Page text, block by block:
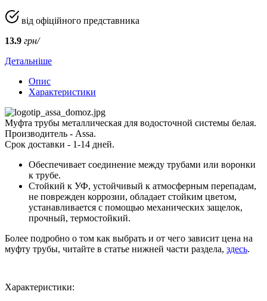
від офіційного представника
13.9 грн/
Детальніше
Опис
Характеристики
Муфта трубы металлическая для водосточной системы белая.
Производитель - Assa.
Срок доставки - 1-14 дней.
Обеспечивает соединение между трубами или воронки
к трубе.
Стойкий к УФ, устойчивый к атмосферным перепадам,
не поврежден коррозии, обладает стойким цветом,
устанавливается с помощью механических защелок,
прочный, термостойкий.
Более подробно о том как выбрать и от чего зависит цена на
муфту трубы, читайте в статье нижней части раздела, здесь.
Характеристики: